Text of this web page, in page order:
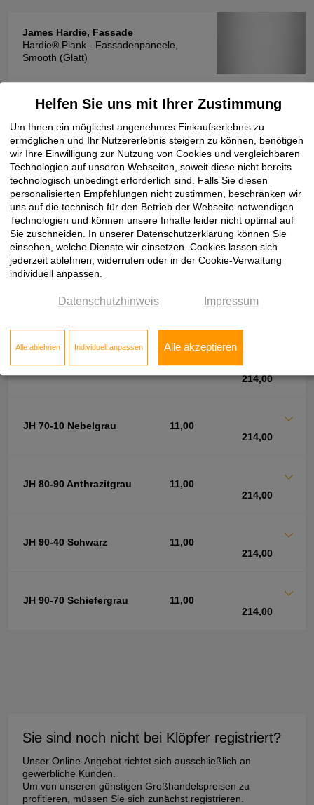
James Hardie, Fassade
Hardie® Plank - Fassadenpaneele,
Smooth (Glatt)
JH 10-20 Schneeweiss 8,00 180,00
James Hardie, Fassade
Hardie® VL Plank - Fassadenpaneele,
Cedar-Struktur
Oberflächenfarbe Stärke mm Breite mm
JH 10-20 Schneeweiss
JH 20-10 Cashmere
11,00
214,00
JH 70-10 Nebelgrau
11,00
214,00
JH 80-90 Anthrazitgrau
11,00
214,00
JH 90-40 Schwarz
11,00
214,00
JH 90-70 Schiefergrau
11,00
214,00
Sie sind noch nicht bei Klöpfer registriert?
Unser Online-Angebot richtet sich ausschließlich an
gewerbliche Kunden.
Um von unseren günstigen Großhandelspreisen zu
profitieren, müssen Sie sich zunächst registrieren.
Helfen Sie uns mit Ihrer Zustimmung
Um Ihnen ein möglichst angenehmes Einkaufserlebnis zu
ermöglichen und Ihr Nutzererlebnis steigern zu können, benötigen
wir Ihre Einwilligung zur Nutzung von Cookies und vergleichbaren
Technologien auf unseren Webseiten, soweit diese nicht bereits
technologisch unbedingt erforderlich sind. Falls Sie diesen
personalisierten Empfehlungen nicht zustimmen, beschränken wir
uns auf die technisch für den Betrieb der Webseite notwendigen
Technologien und können unsere Inhalte leider nicht optimal auf
Sie zuschneiden. In unserer Datenschutzerklärung können Sie
einsehen, welche Dienste wir einsetzen. Cookies lassen sich
jederzeit ablehnen, widerrufen oder in der Cookie-Verwaltung
individuell anpassen.
Datenschutzhinweis Impressum
Alle ablehnen Individuell anpassen Alle akzeptieren